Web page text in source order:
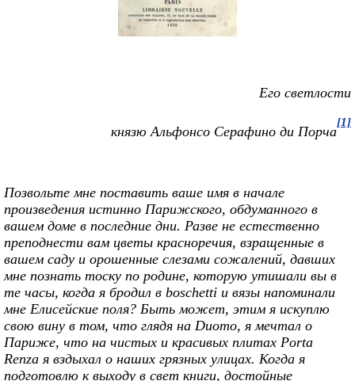
Его светлости
князю Альфонсо Серафино ди Порча
[1]
Позвольте мне поставить ваше имя в начале
произведения истинно Парижского, обдуманного в
вашем доме в последние дни. Разве не естественно
преподнести вам цветы красноречия, взращенные в
вашем саду и орошенные слезами сожалений, давших
мне познать тоску по родине, которую утишали вы в
те часы, когда я бродил в boschetti и вязы напоминали
мне Елисейские поля? Быть может, этим я искуплю
свою вину в том, что глядя на Duomo, я мечтал о
Париже, что на чистых и красивых плитах Porta
Renza я вздыхал о наших грязных улицах. Когда я
подготовлю к выходу в свет книги, достойные